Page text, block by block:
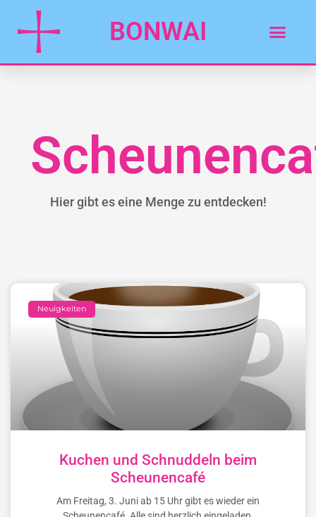
BONWAI
Hier gibt es eine Menge zu entdecken!
Neuigkeiten
Kuchen und Schnuddeln beim
Scheunencafé
Am Freitag, 3. Juni ab 15 Uhr gibt es wieder ein